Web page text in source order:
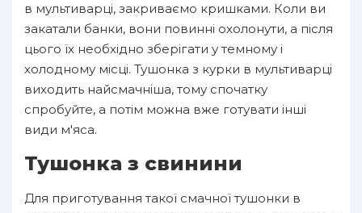
в мультиварці, закриваємо кришками. Коли ви
закатали банки, вони повинні охолонути, а після
цього їх необхідно зберігати у темному і
холодному місці. Тушонка з курки в мультиварці
виходить найсмачніша, тому спочатку
спробуйте, а потім можна вже готувати інші
види м'яса.
Тушонка з свинини
Для приготування такої смачної тушонки в